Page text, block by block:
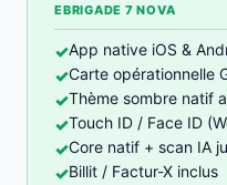
EBRIGADE 7 NOVA
✓App native iOS &
✓Carte opérationnelle
✓Thème sombre natif
✓Touch ID / Face ID
✓Core natif + scan IA
✓Billit / Factur-X inclus